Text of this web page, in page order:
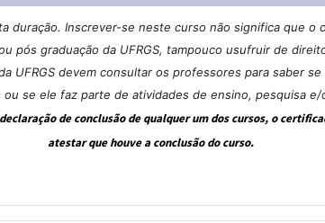
duração. Inscrever-se neste curso não significa que o
pós graduação da UFRGS, tampouco usufruir de
UFRGS devem consultar os professores para saber
ou se ele faz parte de atividades de ensino, pesquisa e/
de conclusão de qualquer um dos cursos, o
atestar que houve a conclusão do curso.